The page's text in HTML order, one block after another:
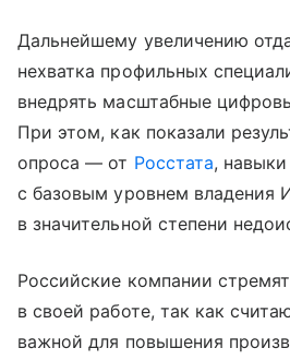
Дальнейшему увеличению
нехватка профильных
внедрять масштабные
При этом, как показали
опроса — от Росстата,
с базовым уровнем владения
в значительной степени
Российские компании
в своей работе, так как
важной для повышения